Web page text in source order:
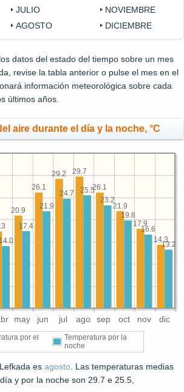
JULIO
AGOSTO
NOVIEMBRE
DICIEMBRE
datos del estado del tiempo sobre un mes
revise la tabla anterior o pulse el mes en el
información meteorológica sobre cada
últimos años.
aire durante el día y la noche, °C
may jun jul ago sep oct nov dic
14.3
17.9
21.9
26.1
29.7
29.2
26.1
20.9
13.2
16.6
19.8
23.2
25.5
24.7
21.9
17.4
14.0
por el
Temperatura por la
noche
es agosto. Las temperaturas medias
y por la noche son 29.7 e 25.5,